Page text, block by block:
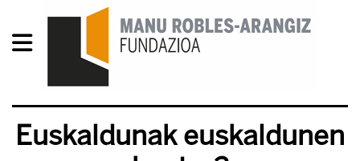
Euskaldunak euskaldunen